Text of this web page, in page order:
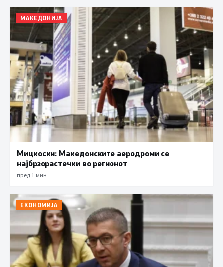
МАКЕДОНИЈА
Мицкоски: Македонските аеродроми се
најбрзорастечки во регионот
пред 1 мин.
ЕКОНОМИЈА